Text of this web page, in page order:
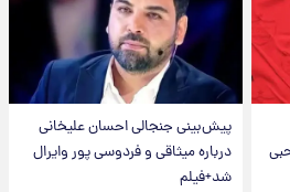
پیش‌بینی جنجالی احسان علیخانی
درباره میثاقی و فردوسی پور وایرال
شد+فیلم